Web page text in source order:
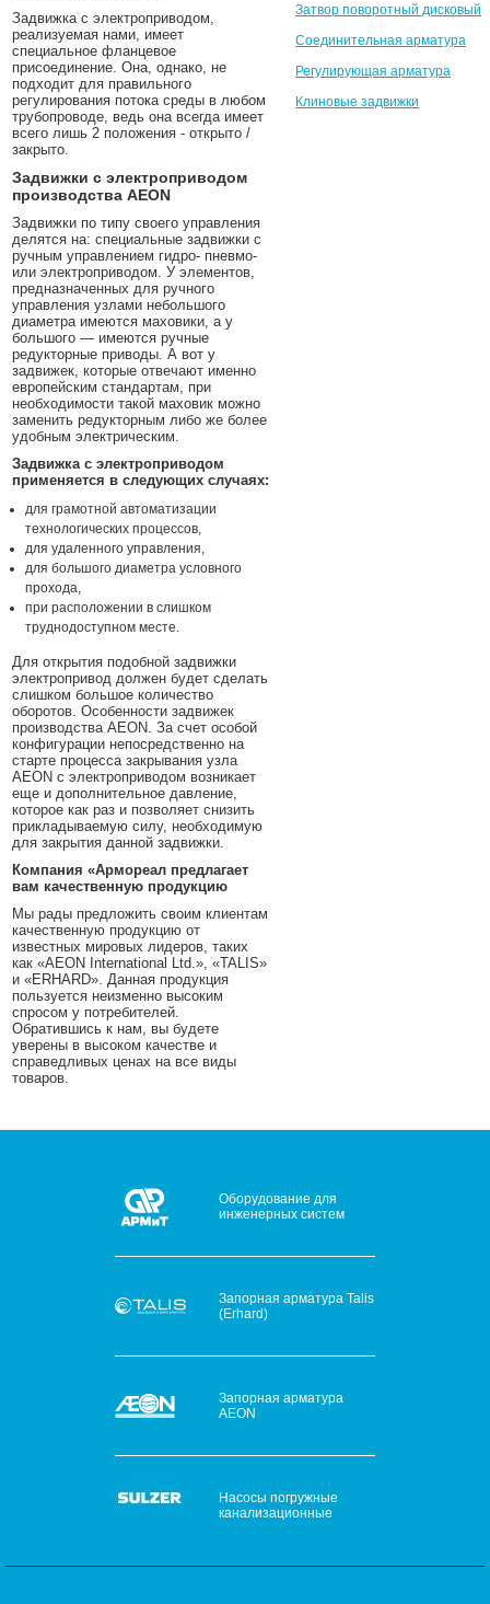
Задвижка с электроприводом,
реализуемая нами, имеет
специальное фланцевое
присоединение. Она, однако, не
подходит для правильного
регулирования потока среды в любом
трубопроводе, ведь она всегда имеет
всего лишь 2 положения - открыто /
закрыто.
Задвижки с электроприводом
производства AEON
Задвижки по типу своего управления
делятся на: специальные задвижки с
ручным управлением гидро- пневмо-
или электроприводом. У элементов,
предназначенных для ручного
управления узлами небольшого
диаметра имеются маховики, а у
большого — имеются ручные
редукторные приводы. А вот у
задвижек, которые отвечают именно
европейским стандартам, при
необходимости такой маховик можно
заменить редукторным либо же более
удобным электрическим.
Задвижка с электроприводом
применяется в следующих случаях:
для грамотной автоматизации
технологических процессов,
для удаленного управления,
для большого диаметра условного
прохода,
при расположении в слишком
труднодоступном месте.
Для открытия подобной задвижки
электропривод должен будет сделать
слишком большое количество
оборотов. Особенности задвижек
производства AEON. За счет особой
конфигурации непосредственно на
старте процесса закрывания узла
AEON с электроприводом возникает
еще и дополнительное давление,
которое как раз и позволяет снизить
прикладываемую силу, необходимую
для закрытия данной задвижки.
Компания «Армореал предлагает
вам качественную продукцию
Мы рады предложить своим клиентам
качественную продукцию от
известных мировых лидеров, таких
как «AEON International Ltd.», «TALIS»
и «ERHARD». Данная продукция
пользуется неизменно высоким
спросом у потребителей.
Обратившись к нам, вы будете
уверены в высоком качестве и
справедливых ценах на все виды
товаров.
Затвор поворотный дисковый
Соединительная арматура
Регулирующая арматура
Клиновые задвижки
Оборудование для
инженерных систем
Запорная арматура Talis
(Erhard)
Запорная арматура
AEON
Насосы погружные
канализационные